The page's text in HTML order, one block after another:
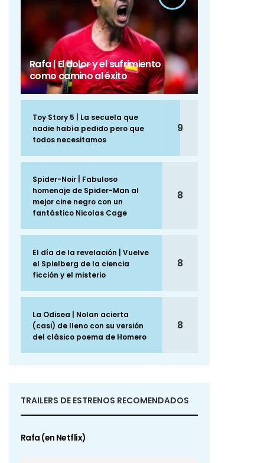
Rafa | El dolor y el sufrimiento
como camino al éxito
Toy Story 5 | La secuela que
nadie había pedido pero que
todos necesitamos
9
Spider-Noir | Fabuloso
homenaje de Spider-Man al
mejor cine negro con un
fantástico Nicolas Cage
8
El día de la revelación | Vuelve
el Spielberg de la ciencia
ficción y el misterio
8
La Odisea | Nolan acierta
(casi) de lleno con su versión
del clásico poema de Homero
8
TRAILERS DE ESTRENOS RECOMENDADOS
Rafa (en Netflix)